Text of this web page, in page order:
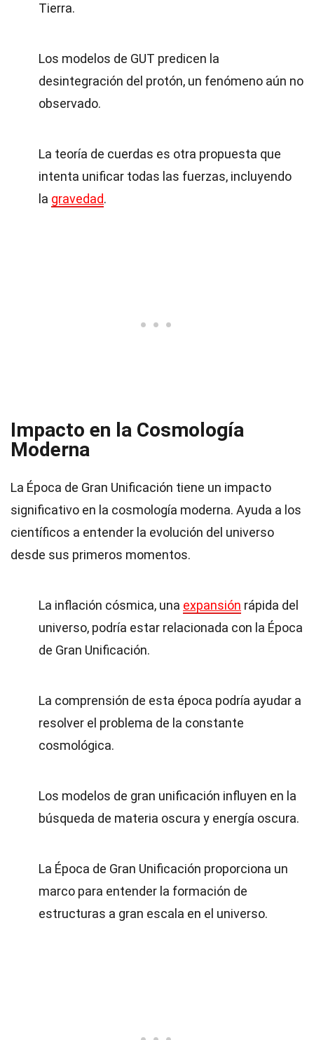
Tierra.
Los modelos de GUT predicen la
desintegración del protón, un fenómeno aún no
observado.
La teoría de cuerdas es otra propuesta que
intenta unificar todas las fuerzas, incluyendo
la gravedad.
Impacto en la Cosmología
Moderna
La Época de Gran Unificación tiene un impacto
significativo en la cosmología moderna. Ayuda a los
científicos a entender la evolución del universo
desde sus primeros momentos.
La inflación cósmica, una expansión rápida del
universo, podría estar relacionada con la Época
de Gran Unificación.
La comprensión de esta época podría ayudar a
resolver el problema de la constante
cosmológica.
Los modelos de gran unificación influyen en la
búsqueda de materia oscura y energía oscura.
La Época de Gran Unificación proporciona un
marco para entender la formación de
estructuras a gran escala en el universo.